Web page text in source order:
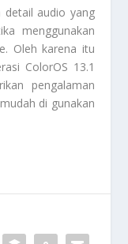
detail audio yang
menggunakan
Oleh karena itu
ColorOS 13.1
pengalaman
di gunakan